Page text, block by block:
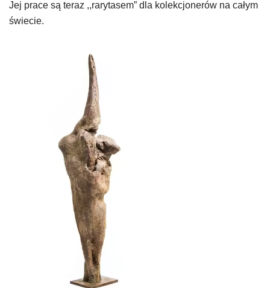
Jej prace są teraz ,,rarytasem” dla kolekcjonerów na całym
świecie.